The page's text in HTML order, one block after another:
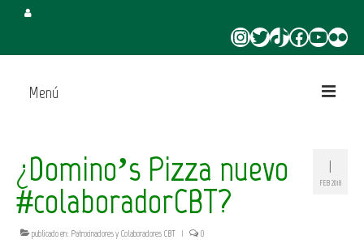
Instagram
Twitter
TikTokFacebook
YouTube
Flickr
Menú
Juega en CBT
Campus de Verano
Torneo 3×3 Verano
1
FEB 2018
¿Domino’s Pizza nuevo
#colaboradorCBT?
publicado en: Patrocinadores y Colaboradores CBT | 0